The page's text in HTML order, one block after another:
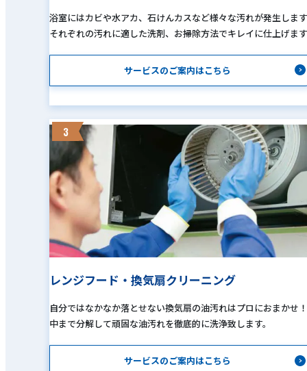
浴室にはカビや水アカ、石けんカスなど様々な汚れが発生しま
それぞれの汚れに適した洗剤、お掃除方法でキレイに仕上げま
サービスのご案内はこちら
3
レンジフード・換気扇クリーニング
自分ではなかなか落とせない換気扇の油汚れはプロにおまかせ！
中まで分解して頑固な油汚れを徹底的に洗浄致します。
サービスのご案内はこちら